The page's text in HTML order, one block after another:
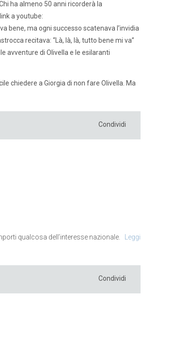
ha almeno 50 anni ricorderà la
a youtube:
bene, ma ogni successo scatenava l’invidia
recitava: “Là, là, là, tutto bene mi va”
avventure di Olivella e le esilaranti
chiedere a Giorgia di non fare Olivella. Ma
Condividi
qualcosa dell’interesse nazionale.
Leggi
Condividi